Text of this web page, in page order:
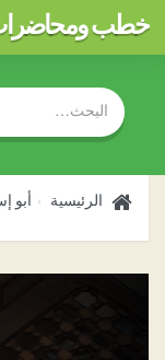
خطب
الرئيسية أبو